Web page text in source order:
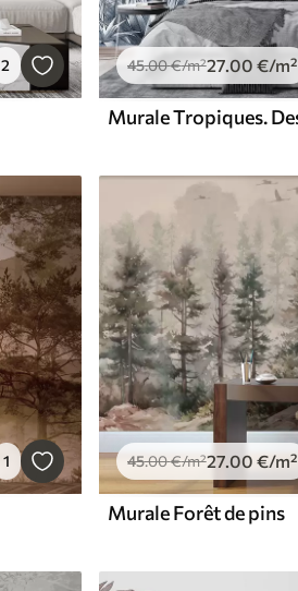
2 45.00€/m²27.00 €/m²
1 45.00€/m²27.00 €/m²
Murale Forêt de pins